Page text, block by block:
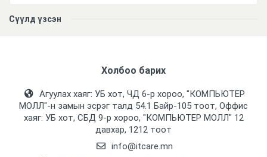
Сүүлд үзсэн
Холбоо барих
Агуулах хаяг: УБ хот, ЧД 6-р хороо, "КОМПЬЮТЕР
МОЛЛ᠌"-н замын эсрэг талд 54.1 Байр-105 тоот, Оффис
хаяг: УБ хот, СБД 9-р хороо, "КОМПЬЮТЕР МОЛЛ᠌" 12
давхар, 1212 тоот
info@itcare.mn